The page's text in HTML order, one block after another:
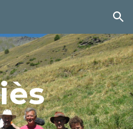
Skip to navigation